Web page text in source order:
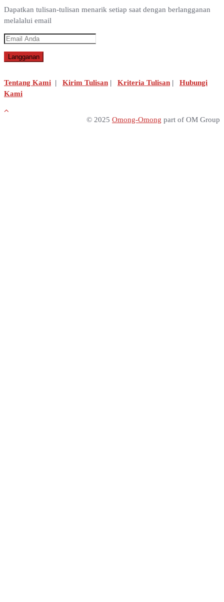
Dapatkan tulisan-tulisan menarik setiap saat dengan berlangganan
melalalui email
Tentang Kami | Kirim Tulisan | Kriteria Tulisan | Hubungi
Kami
© 2025 Omong-Omong part of OM Group